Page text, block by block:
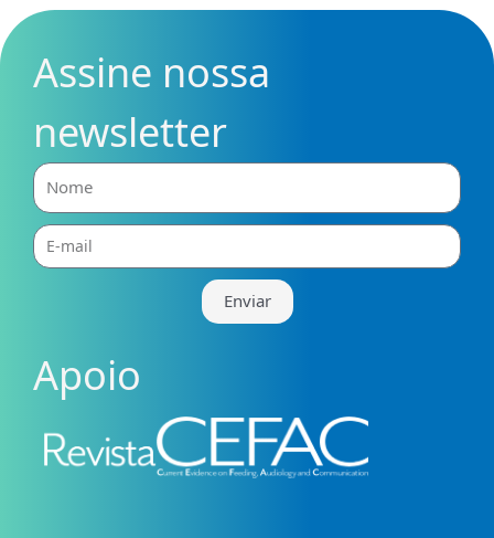
Assine nossa
newsletter
Nome
E-
mail
Enviar
Apoio